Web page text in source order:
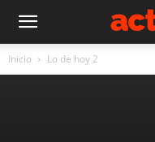
Inicio Lo de hoy 2